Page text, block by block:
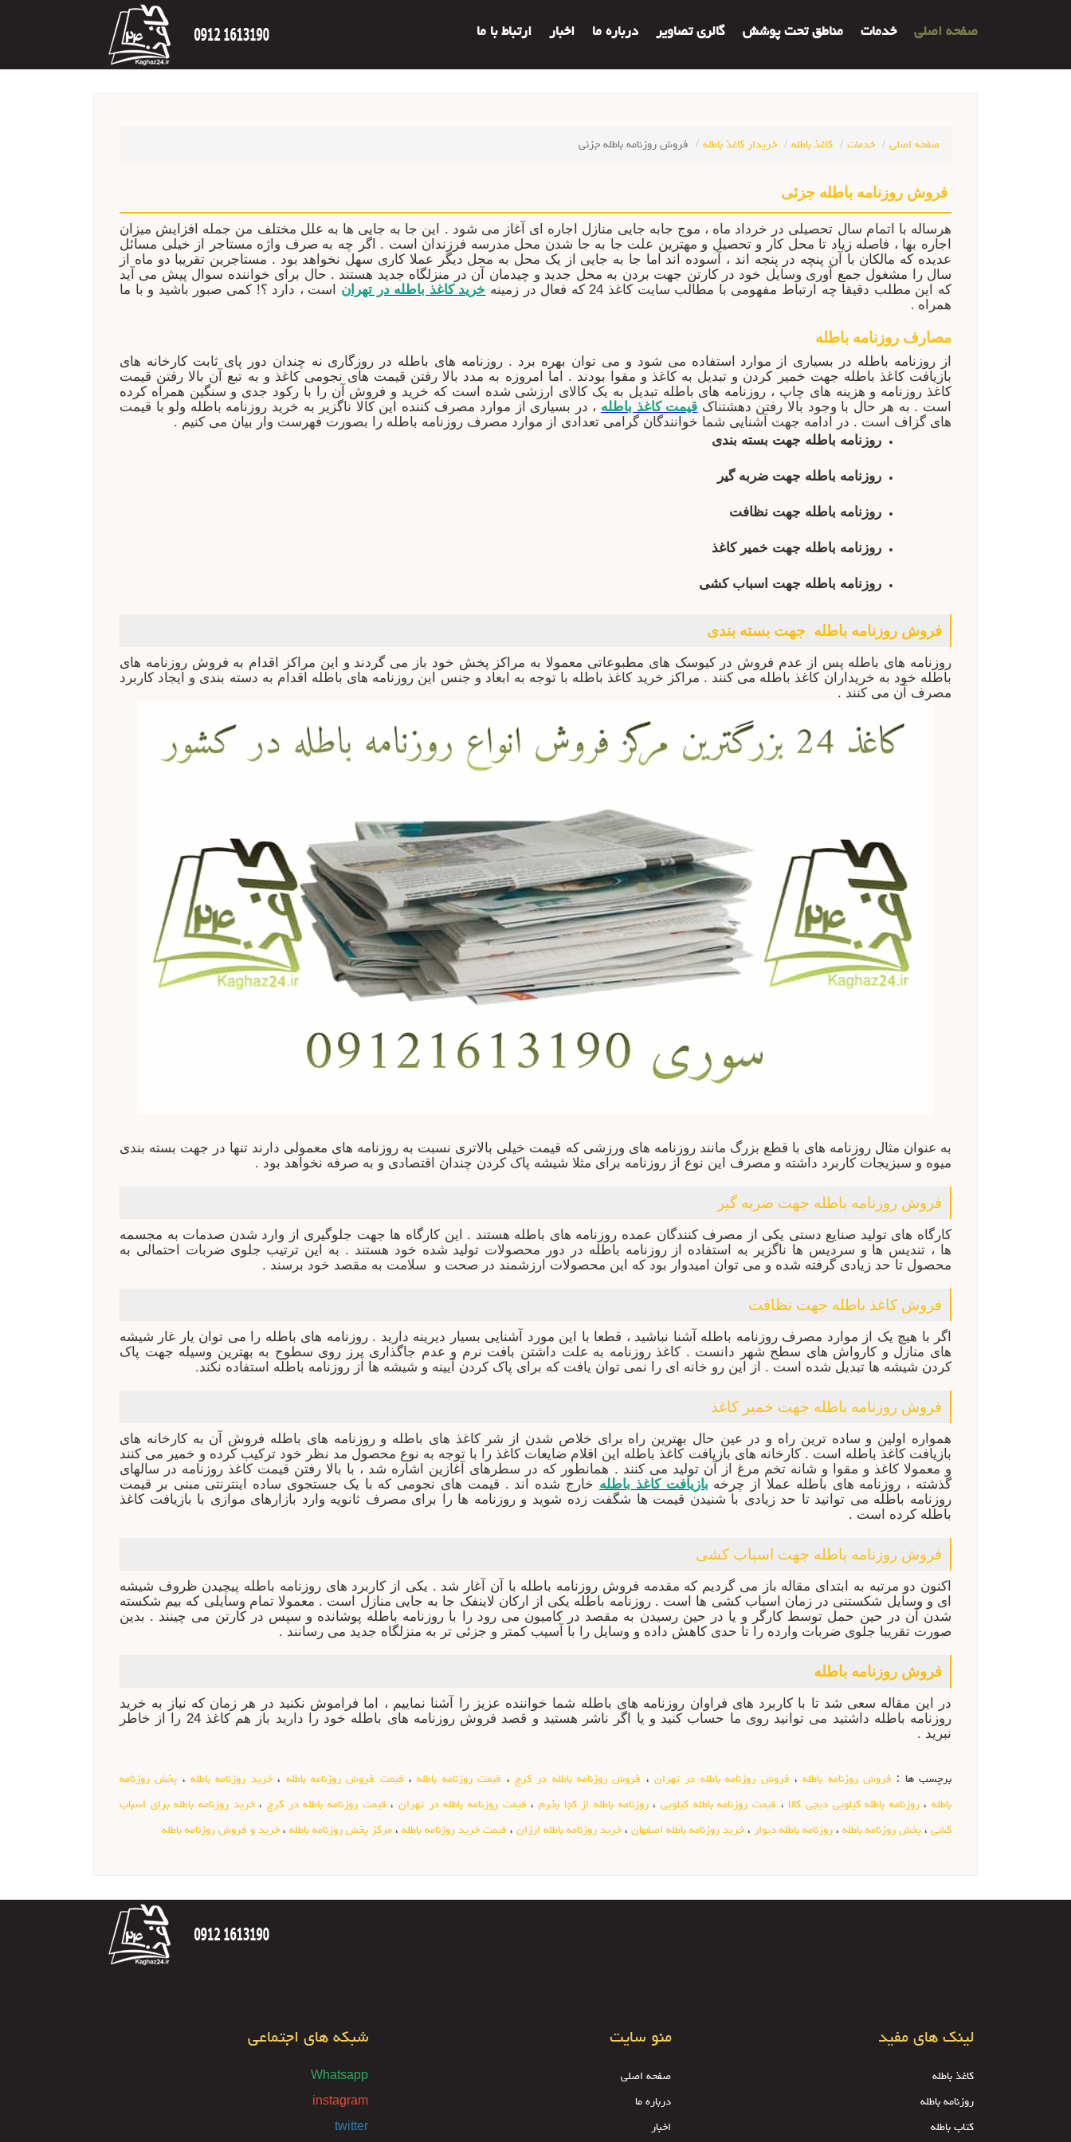
صفحه اصلی خدمات مناطق تحت پوشش گالری تصاویر درباره ما اخبار ارتباط با ما
صفحه اصلی خدمات کاغذ باطله خریدار کاغذ باطله فروش روزنامه باطله جزئی
فروش روزنامه باطله جزئی
هرساله با اتمام سال تحصیلی در خرداد ماه ، موج جابه جایی منازل اجاره ای آغاز می شود . این جا به جایی ها به علل مختلف من جمله افزایش میزان
اجاره بها ، فاصله زیاد تا محل کار و تحصیل و مهترین علت جا به جا شدن محل مدرسه فرزندان است . اگر چه به صرف واژه مستاجر از خیلی مسائل
عدیده که مالکان با آن پنچه در پنجه اند ، آسوده اند اما جا به جایی از یک محل به محل دیگر عملا کاری سهل نخواهد بود . مستاجرین تقریبا دو ماه از
سال را مشغول جمع آوری وسایل خود در کارتن جهت بردن به محل جدید و چیدمان آن در منزلگاه جدید هستند . حال برای خواننده سوال پیش می آید
که این مطلب دقیقا چه ارتباط مفهومی با مطالب سایت کاغذ 24 که فعال در زمینه
خرید کاغذ باطله در تهران است ، دارد ؟! کمی صبور باشید و با ما
همراه .
مصارف روزنامه باطله
از روزنامه باطله در بسیاری از موارد استفاده می شود و می توان بهره برد . روزنامه های باطله در روزگاری نه چندان دور پای ثابت کارخانه های
بازیافت کاغذ باطله جهت خمیر کردن و تبدیل به کاغذ و مقوا بودند . اما امروزه به مدد بالا رفتن قیمت های نجومی کاغذ و به تبع آن بالا رفتن قیمت
کاغذ روزنامه و هزینه های چاپ ، روزنامه های باطله تبدیل به یک کالای ارزشی شده است که خرید و فروش آن را با رکود جدی و سنگین همراه کرده
است . به هر حال با وجود بالا رفتن دهشتناک قیمت کاغذ باطله ، در بسیاری از موارد مصرف کننده این کالا ناگزیر به خرید روزنامه باطله ولو با قیمت
های گزاف است . در ادامه جهت آشنایی شما خوانندگان گرامی تعدادی از موارد مصرف روزنامه باطله را بصورت فهرست وار بیان می کنیم .
روزنامه باطله جهت بسته بندی
روزنامه باطله جهت ضربه گیر
روزنامه باطله جهت نظافت
روزنامه باطله جهت خمیر کاغذ
روزنامه باطله جهت اسباب کشی
فروش روزنامه باطله جهت بسته بندی
روزنامه های باطله پس از عدم فروش در کیوسک های مطبوعاتی معمولا به مراکز پخش خود باز می گردند و این مراکز اقدام به فروش روزنامه های
باطله خود به خریداران کاغذ باطله می کنند . مراکز خرید کاغذ باطله با توجه به ابعاد و جنس این روزنامه های باطله اقدام به دسته بندی و ایجاد کاربرد
مصرف آن می کنند .
به عنوان مثال روزنامه های با قطع بزرگ مانند روزنامه های ورزشی که قیمت خیلی بالاتری نسبت به روزنامه های معمولی دارند تنها در جهت بسته بندی
میوه و سبزیجات کاربرد داشته و مصرف این نوع از روزنامه برای مثلا شیشه پاک کردن چندان اقتصادی و به صرفه نخواهد بود .
فروش روزنامه باطله جهت ضربه گیر
کارگاه های تولید صنایع دستی یکی از مصرف کنندگان عمده روزنامه های باطله هستند . این کارگاه ها جهت جلوگیری از وارد شدن صدمات به مجسمه
ها ، تندیس ها و سردیس ها ناگزیر به استفاده از روزنامه باطله در دور محصولات تولید شده خود هستند . به این ترتیب جلوی ضربات احتمالی به
محصول تا حد زیادی گرفته شده و می توان امیدوار بود که این محصولات ارزشمند در صحت و سلامت به مقصد خود برسند .
فروش کاغذ باطله جهت نظافت
اگر با هیچ یک از موارد مصرف روزنامه باطله آشنا نباشید ، قطعا با این مورد آشنایی بسیار دیرینه دارید . روزنامه های باطله را می توان یار غار شیشه
های منازل و کارواش های سطح شهر دانست . کاغذ روزنامه به علت داشتن بافت نرم و عدم جاگذاری پرز روی سطوح به بهترین وسیله جهت پاک
کردن شیشه ها تبدیل شده است . از این رو خانه ای را نمی توان یافت که برای پاک کردن آیینه و شیشه ها از روزنامه باطله استفاده نکند.
فروش روزنامه باطله جهت خمیر کاغذ
همواره اولین و ساده ترین راه و در عین حال بهترین راه برای خلاص شدن از شر کاغذ های باطله و روزنامه های باطله فروش آن به کارخانه های
بازیافت کاغذ باطله است . کارخانه های بازیافت کاغذ باطله این اقلام ضایعات کاغذ را با توجه به نوع محصول مد نظر خود ترکیب کرده و خمیر می کنند
و معمولا کاغذ و مقوا و شانه تخم مرغ از آن تولید می کنند . همانطور که در سطرهای آغازین اشاره شد ، با بالا رفتن قیمت کاغذ روزنامه در سالهای
گذشته ، روزنامه های باطله عملا از چرخه بازیافت کاغذ باطله خارج شده اند . قیمت های نجومی که با یک جستجوی ساده اینترنتی مبنی بر قیمت
روزنامه باطله می توانید تا حد زیادی با شنیدن قیمت ها شگفت زده شوید و روزنامه ها را برای مصرف ثانویه وارد بازارهای موازی با بازیافت کاغذ
باطله کرده است .
فروش روزنامه باطله جهت اسباب کشی
اکنون دو مرتبه به ابتدای مقاله باز می گردیم که مقدمه فروش روزنامه باطله با آن آغار شد . یکی از کاربرد های روزنامه باطله پیچیدن ظروف شیشه
ای و وسایل شکستنی در زمان اسباب کشی ها است . روزنامه باطله یکی از ارکان لاینفک جا به جایی منازل است . معمولا تمام وسایلی که بیم شکسته
شدن آن در حین حمل توسط کارگر و یا در حین رسیدن به مقصد در کامیون می رود را با روزنامه باطله پوشانده و سپس در کارتن می چینند . بدین
صورت تقریبا جلوی ضربات وارده را تا حدی کاهش داده و وسایل را با آسیب کمتر و جزئی تر به منزلگاه جدید می رسانند .
فروش روزنامه باطله
در این مقاله سعی شد تا با کاربرد های فراوان روزنامه های باطله شما خواننده عزیز را آشنا نماییم ، اما فراموش نکنید در هر زمان که نیاز به خرید
روزنامه باطله داشتید می توانید روی ما حساب کنید و یا اگر ناشر هستید و قصد فروش روزنامه های باطله خود را دارید باز هم کاغذ 24 را از خاطر
نبرید .
برچسب ها : فروش روزنامه باطله، فروش روزنامه باطله در تهران، فروش روزنامه باطله در کرج ، قیمت روزنامه باطله، قیمت فروش روزنامه باطله ،خرید روزنامه باطله، پخش روزنامه
باطله،روزنامه باطله کیلویی دیجی کالا ، قیمت روزنامه باطله کیلویی ،روزنامه باطله از کجا بخرم ، قیمت روزنامه باطله در تهران ، قیمت روزنامه باطله در کرج ،خرید روزنامه باطله برای اسباب
کشی ، پخش روزنامه باطله ، روزنامه باطله دیوار ، خرید روزنامه باطله اصفهان ، خرید روزنامه باطله ارزان ، قیمت خرید روزنامه باطله ، مرکز پخش روزنامه باطله ، خرید و فروش روزنامه باطله
لینک های مفید
کاغذ باطله
روزنامه باطله
کتاب باطله
منو سایت
صفحه اصلی
درباره ما
اخبار
شبکه های اجتماعی
Whatsapp
instagram
twitter